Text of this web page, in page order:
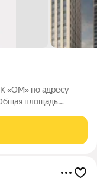
«ОМ» по адресу
площадь